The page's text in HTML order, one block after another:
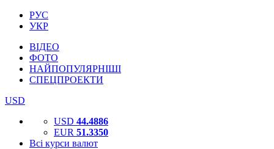
РУС
УКР
ВІДЕО
ФОТО
НАЙПОПУЛЯРНІШІ
СПЕЦПРОЕКТИ
USD
USD 44.4886
EUR 51.3350
Всі курси валют